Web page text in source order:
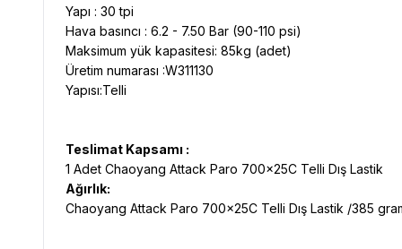
Yapı : 30 tpi
Hava basıncı : 6.2 - 7.50 Bar (90-110 psi)
Maksimum yük kapasitesi: 85kg (adet)
Üretim numarası :W311130
Yapısı:Telli
Teslimat Kapsamı :
1 Adet Chaoyang Attack Paro 700x25C Telli Dış Lastik
Ağırlık:
Chaoyang Attack Paro 700x25C Telli Dış Lastik /385